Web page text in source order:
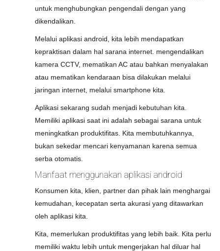
untuk menghubungkan pengendali dengan yang
dikendalikan.
Melalui aplikasi android, kita lebih mendapatkan
kepraktisan dalam hal sarana internet. mengendalikan
kamera CCTV, mematikan AC atau bahkan menyalakan
atau mematikan kendaraan bisa dilakukan melalui
jaringan internet, melalui smartphone kita.
Aplikasi sekarang sudah menjadi kebutuhan kita.
Memiliki aplikasi saat ini adalah sebagai sarana untuk
meningkatkan produktifitas. Kita membutuhkannya,
bukan sekedar mencari kenyamanan karena semua
serba otomatis.
Manfaat menggunakan aplikasi android
Konsumen kita, klien, partner dan pihak lain menghargai
kemudahan, kecepatan serta akurasi yang ditawarkan
oleh aplikasi kita.
Kita, memerlukan produktifitas yang lebih baik. Kita perlu
memiliki waktu lebih untuk mengerjakan hal diluar hal